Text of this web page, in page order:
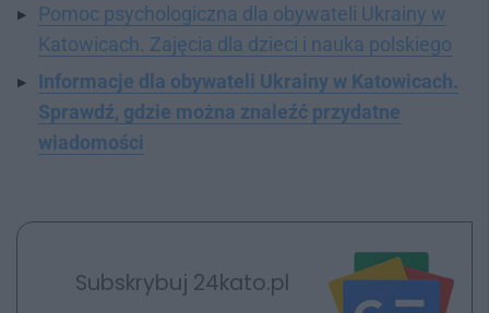
Pomoc psychologiczna dla obywateli Ukrainy w
Katowicach. Zajęcia dla dzieci i nauka polskiego
Informacje dla obywateli Ukrainy w Katowicach.
Sprawdź, gdzie można znaleźć przydatne
wiadomości
Subskrybuj 24kato.pl